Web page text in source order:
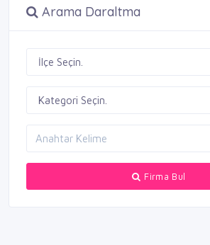
Arama Daraltma
Firma Bul